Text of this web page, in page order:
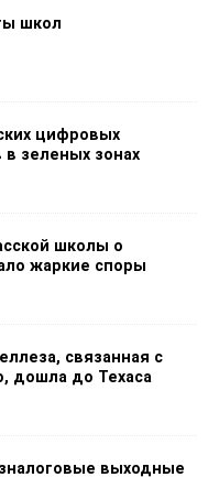
школ
цифровых
зеленых зонах
школы о
жаркие споры
связанная с
дошла до Техаса
выходные